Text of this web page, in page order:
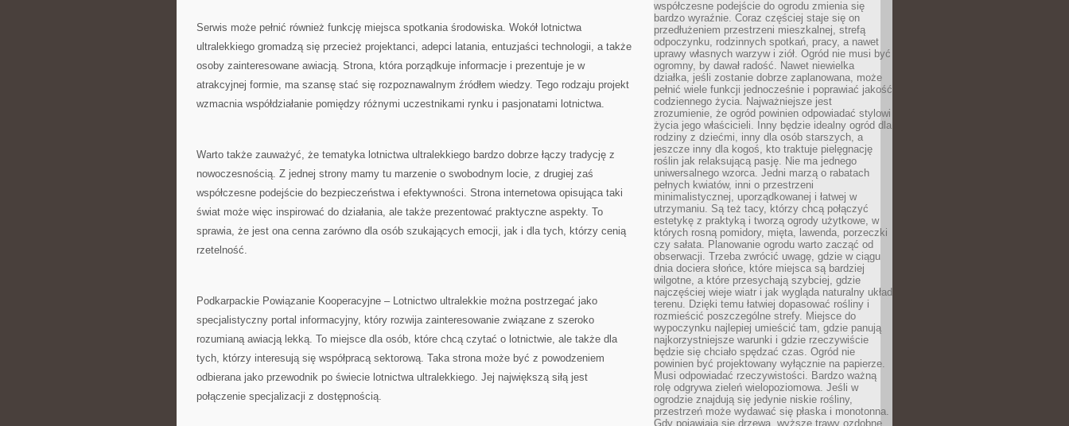
Serwis może pełnić również funkcję miejsca spotkania środowiska. Wokół lotnictwa
ultralekkiego gromadzą się przecież projektanci, adepci latania, entuzjaści technologii, a także
osoby zainteresowane awiacją. Strona, która porządkuje informacje i prezentuje je w
atrakcyjnej formie, ma szansę stać się rozpoznawalnym źródłem wiedzy. Tego rodzaju projekt
wzmacnia współdziałanie pomiędzy różnymi uczestnikami rynku i pasjonatami lotnictwa.
Warto także zauważyć, że tematyka lotnictwa ultralekkiego bardzo dobrze łączy tradycję z
nowoczesnością. Z jednej strony mamy tu marzenie o swobodnym locie, z drugiej zaś
współczesne podejście do bezpieczeństwa i efektywności. Strona internetowa opisująca taki
świat może więc inspirować do działania, ale także prezentować praktyczne aspekty. To
sprawia, że jest ona cenna zarówno dla osób szukających emocji, jak i dla tych, którzy cenią
rzetelność.
Podkarpackie Powiązanie Kooperacyjne – Lotnictwo ultralekkie można postrzegać jako
specjalistyczny portal informacyjny, który rozwija zainteresowanie związane z szeroko
rozumianą awiacją lekką. To miejsce dla osób, które chcą czytać o lotnictwie, ale także dla
tych, którzy interesują się współpracą sektorową. Taka strona może być z powodzeniem
odbierana jako przewodnik po świecie lotnictwa ultralekkiego. Jej największą siłą jest
połączenie specjalizacji z dostępnością.
współczesne podejście do ogrodu zmienia się
bardzo wyraźnie. Coraz częściej staje się on
przedłużeniem przestrzeni mieszkalnej, strefą
odpoczynku, rodzinnych spotkań, pracy, a nawet
uprawy własnych warzyw i ziół. Ogród nie musi być
ogromny, by dawał radość. Nawet niewielka
działka, jeśli zostanie dobrze zaplanowana, może
pełnić wiele funkcji jednocześnie i poprawiać jakość
codziennego życia. Najważniejsze jest
zrozumienie, że ogród powinien odpowiadać stylowi
życia jego właścicieli. Inny będzie idealny ogród dla
rodziny z dziećmi, inny dla osób starszych, a
jeszcze inny dla kogoś, kto traktuje pielęgnację
roślin jak relaksującą pasję. Nie ma jednego
uniwersalnego wzorca. Jedni marzą o rabatach
pełnych kwiatów, inni o przestrzeni
minimalistycznej, uporządkowanej i łatwej w
utrzymaniu. Są też tacy, którzy chcą połączyć
estetykę z praktyką i tworzą ogrody użytkowe, w
których rosną pomidory, mięta, lawenda, porzeczki
czy sałata. Planowanie ogrodu warto zacząć od
obserwacji. Trzeba zwrócić uwagę, gdzie w ciągu
dnia dociera słońce, które miejsca są bardziej
wilgotne, a które przesychają szybciej, gdzie
najczęściej wieje wiatr i jak wygląda naturalny układ
terenu. Dzięki temu łatwiej dopasować rośliny i
rozmieścić poszczególne strefy. Miejsce do
wypoczynku najlepiej umieścić tam, gdzie panują
najkorzystniejsze warunki i gdzie rzeczywiście
będzie się chciało spędzać czas. Ogród nie
powinien być projektowany wyłącznie na papierze.
Musi odpowiadać rzeczywistości. Bardzo ważną
rolę odgrywa zieleń wielopoziomowa. Jeśli w
ogrodzie znajdują się jedynie niskie rośliny,
przestrzeń może wydawać się płaska i monotonna.
Gdy pojawiają się drzewa, wyższe trawy ozdobne,